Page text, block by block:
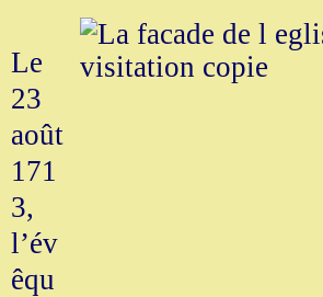
Le
23
août
171
3,
l’év
êqu